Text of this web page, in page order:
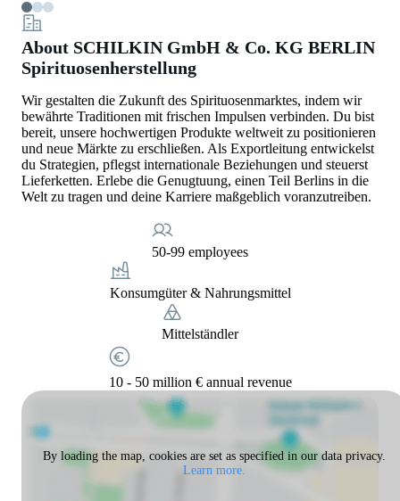
About SCHILKIN GmbH & Co. KG BERLIN
Spirituosenherstellung
Wir gestalten die Zukunft des Spirituosenmarktes, indem wir
bewährte Traditionen mit frischen Impulsen verbinden. Du bist
bereit, unsere hochwertigen Produkte weltweit zu positionieren
und neue Märkte zu erschließen. Als Exportleitung entwickelst
du Strategien, pflegst internationale Beziehungen und steuerst
Lieferketten. Erlebe die Genugtuung, einen Teil Berlins in die
Welt zu tragen und deine Karriere maßgeblich voranzutreiben.
50-99 employees
Konsumgüter & Nahrungsmittel
Mittelständler
10 - 50 million € annual revenue
By loading the map, cookies are set as specified in our data privacy.
Learn more.